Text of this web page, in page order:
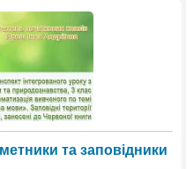
та заповідники